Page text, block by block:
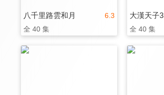
6.3
八千里路雲和月
全 40 集
大漢天子3
全 40 集